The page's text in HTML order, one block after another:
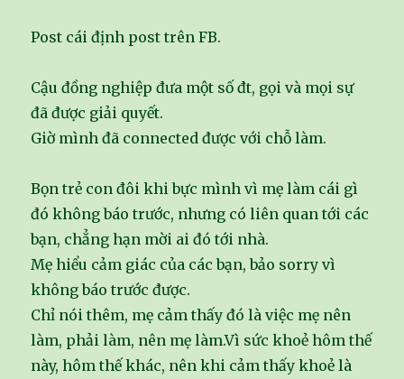
Post cái định post trên FB.
Cậu đồng nghiệp đưa một số đt, gọi và mọi sự
đã được giải quyết.
Giờ mình đã connected được với chỗ làm.
Bọn trẻ con đôi khi bực mình vì mẹ làm cái gì
đó không báo trước, nhưng có liên quan tới các
bạn, chẳng hạn mời ai đó tới nhà.
Mẹ hiểu cảm giác của các bạn, bảo sorry vì
không báo trước được.
Chỉ nói thêm, mẹ cảm thấy đó là việc mẹ nên
làm, phải làm, nên mẹ làm.Vì sức khoẻ hôm thế
này, hôm thế khác, nên khi cảm thấy khoẻ là